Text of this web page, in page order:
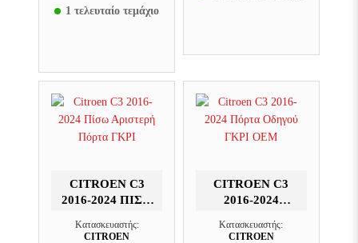
1 τελευταίο τεμάχιο
CITROEN C3
2016-2024 ΠΊΣΩ
ΠΌΡΤΑ ΓΚΡΙ
Κατασκευαστής:
CITROEN
CITROEN C3
2016-2024
ΓΚΡΙ OEM
Κατασκευαστής:
CITROEN